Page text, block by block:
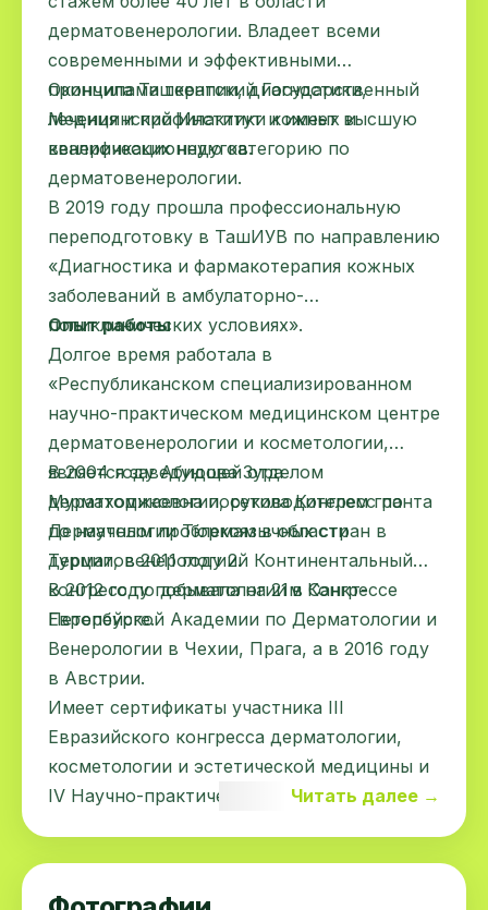
дерматовенерологии. Владеет всеми
современными и эффективными
принципами терапии, диагностики,
лечения и профилактики кожных и
венерических недугов.
Окончила Ташкентский Государственный
Медицинский Институт и имеет высшую
квалификационную категорию по
дерматовенерологии.
В 2019 году прошла профессиональную
переподготовку в ТашИУВ по направлению
«Диагностика и фармакотерапия кожных
заболеваний в амбулаторно-
поликлинических условиях».
Опыт работы
Долгое время работала в
«Республиканском специализированном
научно-практическом медицинском центре
дерматовенерологии и косметологии,
является заведующей отделом
дерматомикологии, руководителем гранта
по научным проблемам в области
дерматовенерологии.
В 2004 году Абидова Зура
Муратходжаевна посетила Конгресс по
Дерматологии Тюркоязычных стран в
Турции, в 2011 году 2й Континентальный
конгресс по дерматологии в Санкт-
Петербурге.
В 2012 году побывала на 21м Конгрессе
Европейской Академии по Дерматологии и
Венерологии в Чехии, Прага, а в 2016 году
в Австрии.
Имеет сертификаты участника III
Евразийского конгресса дерматологии,
косметологии и эстетической медицины и
IV Научно-практической конференции в
Читать далее →